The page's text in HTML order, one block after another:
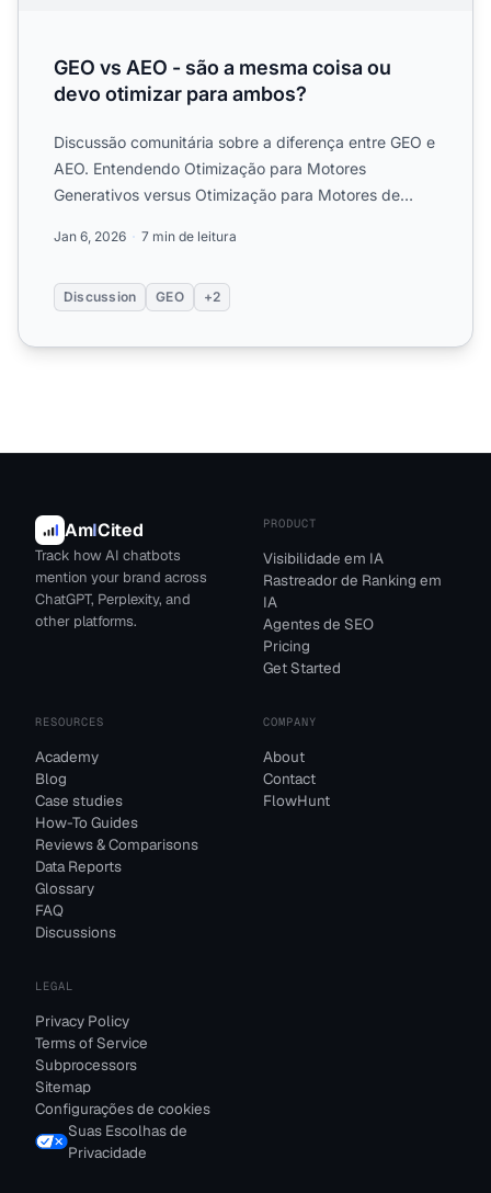
GEO vs AEO - são a mesma coisa ou
devo otimizar para ambos?
Discussão comunitária sobre a diferença entre GEO e
AEO. Entendendo Otimização para Motores
Generativos versus Otimização para Motores de
Jan 6, 2026 7 min de leitura
Discussion GEO +2
AmICited
Track how AI chatbots
mention your brand across
ChatGPT, Perplexity, and
other platforms.
PRODUCT
Visibilidade em IA
Rastreador de Ranking em
IA
Agentes de SEO
Pricing
Get Started
RESOURCES
Academy
Blog
Case studies
How-To Guides
Reviews & Comparisons
Data Reports
Glossary
FAQ
Discussions
COMPANY
About
Contact
FlowHunt
LEGAL
Privacy Policy
Terms of Service
Subprocessors
Sitemap
Configurações de cookies
Suas Escolhas de
Privacidade